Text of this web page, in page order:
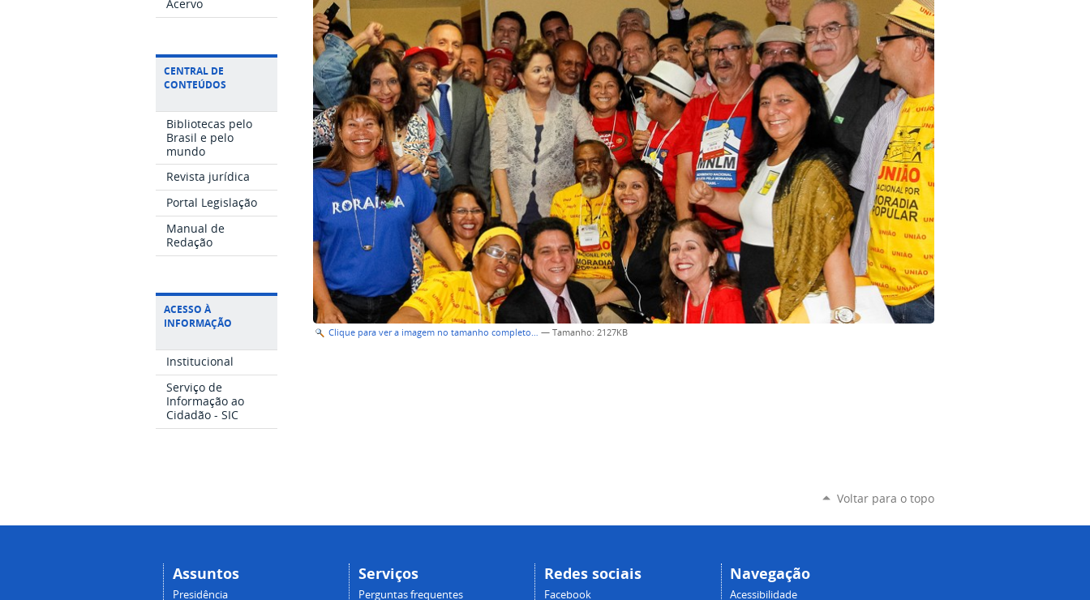
Acervo
CENTRAL DE
CONTEÚDOS
Bibliotecas pelo
Brasil e pelo
mundo
Revista jurídica
Portal Legislação
Manual de
Redação
ACESSO À
INFORMAÇÃO
Institucional
Serviço de
Informação ao
Cidadão - SIC
Clique para ver a imagem no tamanho completo… —Tamanho: 2127KB
Voltar para o topo
Assuntos
Presidência
Serviços
Perguntas frequentes
Redes sociais
Facebook
Navegação
Acessibilidade